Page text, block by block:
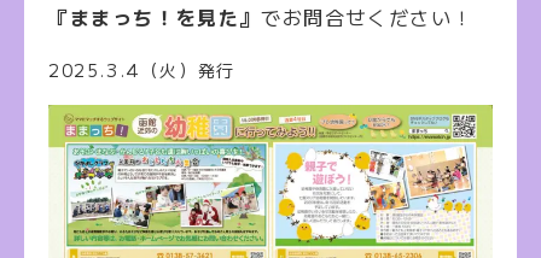
『ままっち！を見た』でお問合せください！
2025.3.4（火）発行